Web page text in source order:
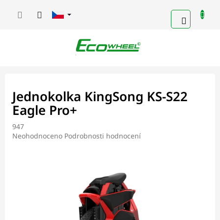
KOŠÍK
Jednokolka KingSong KS-S22
Eagle Pro+
947
Průměrné
Neohodnoceno Podrobnosti hodnocení